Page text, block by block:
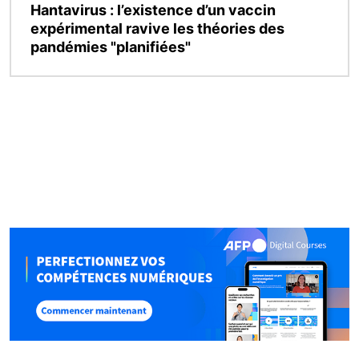
Hantavirus : l’existence d’un vaccin
expérimental ravive les théories des
pandémies "planifiées"